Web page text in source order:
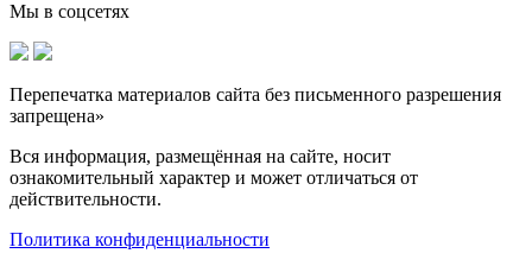
Мы в соцсетях
Перепечатка материалов сайта без письменного разрешения
запрещена»
Вся информация, размещённая на сайте, носит
ознакомительный характер и может отличаться от
действительности.
Политика конфиденциальности